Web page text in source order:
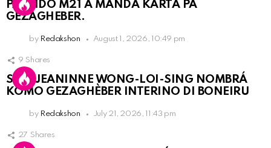
PARTIDO M21 A MANDA KARTA PA
GEZAGHEBER.
by Redakshon August 1, 2026, 10:49 pm
9 Shares
SRA. JEANINNE WONG-LOI-SING NOMBRÁ
KOMO GEZAGHÈBER INTERINO DI BONEIRU
by Redakshon July 21, 2026, 11:43 pm
27 Shares